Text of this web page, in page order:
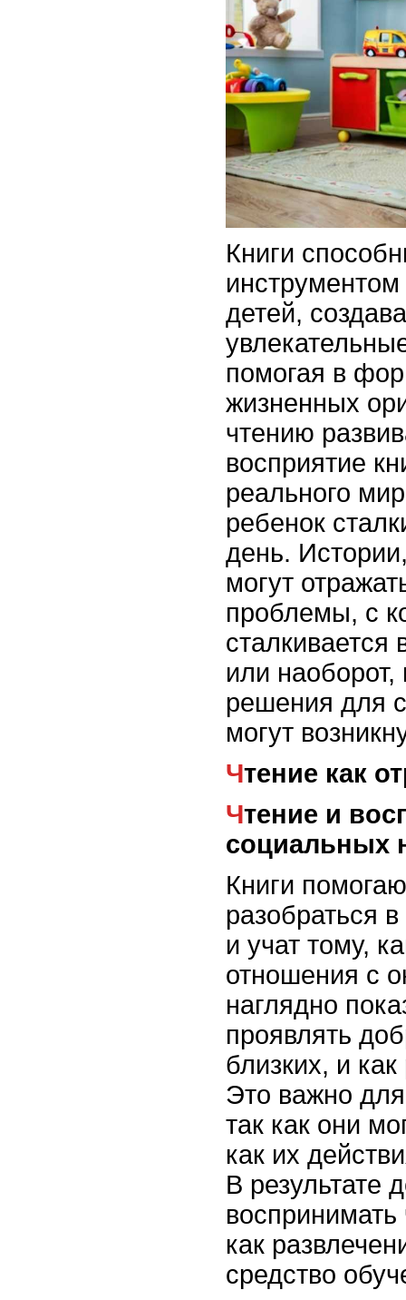
Книги
детей,
помогая в
жизненных
чтению
восприятие
реального
ребенок
день.
могут
проблемы, с
сталкивается
или наоборот,
решения для
могут
Чтение как
Чтение и воспитание
социальных
Книги
разобраться
и учат тому,
отношения с
наглядно
проявлять
близких, и
Это важно
так как они
как их
В результате
воспринимать
как
средство